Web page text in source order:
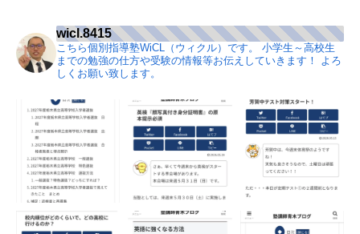
wicl.8415
こちら個別指導塾WiCL（ウィクル）です。
小学生～高校生
までの勉強の仕方や受験の情報等お伝えしていきます！
よろ
しくお願い致します。